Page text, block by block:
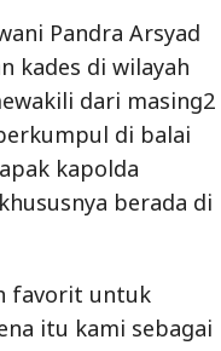
Pandra Arsyad
kades di wilayah
dari masing2
di balai
kapolda
berada di
favorit untuk
itu kami sebagai